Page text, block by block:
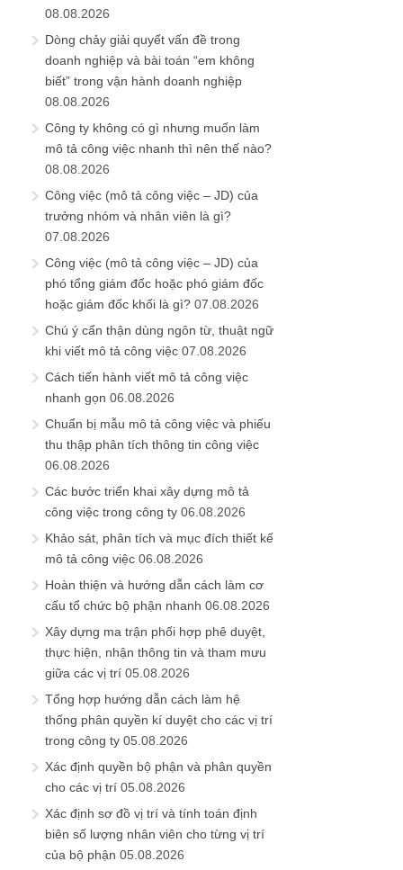
08.08.2026
Dòng chảy giải quyết vấn đề trong
doanh nghiệp và bài toán “em không
biết” trong vận hành doanh nghiệp
08.08.2026
Công ty không có gì nhưng muốn làm
mô tả công việc nhanh thì nên thế nào?
08.08.2026
Công việc (mô tả công việc – JD) của
trưởng nhóm và nhân viên là gì?
07.08.2026
Công việc (mô tả công việc – JD) của
phó tổng giám đốc hoặc phó giám đốc
hoặc giám đốc khối là gì? 07.08.2026
Chú ý cẩn thận dùng ngôn từ, thuật ngữ
khi viết mô tả công việc 07.08.2026
Cách tiến hành viết mô tả công việc
nhanh gọn 06.08.2026
Chuẩn bị mẫu mô tả công việc và phiếu
thu thập phân tích thông tin công việc
06.08.2026
Các bước triển khai xây dựng mô tả
công việc trong công ty 06.08.2026
Khảo sát, phân tích và mục đích thiết kế
mô tả công việc 06.08.2026
Hoàn thiện và hướng dẫn cách làm cơ
cấu tổ chức bộ phận nhanh 06.08.2026
Xây dựng ma trận phối hợp phê duyệt,
thực hiện, nhận thông tin và tham mưu
giữa các vị trí 05.08.2026
Tổng hợp hướng dẫn cách làm hệ
thống phân quyền kí duyệt cho các vị trí
trong công ty 05.08.2026
Xác định quyền bộ phận và phân quyền
cho các vị trí 05.08.2026
Xác định sơ đồ vị trí và tính toán định
biên số lượng nhân viên cho từng vị trí
của bộ phận 05.08.2026